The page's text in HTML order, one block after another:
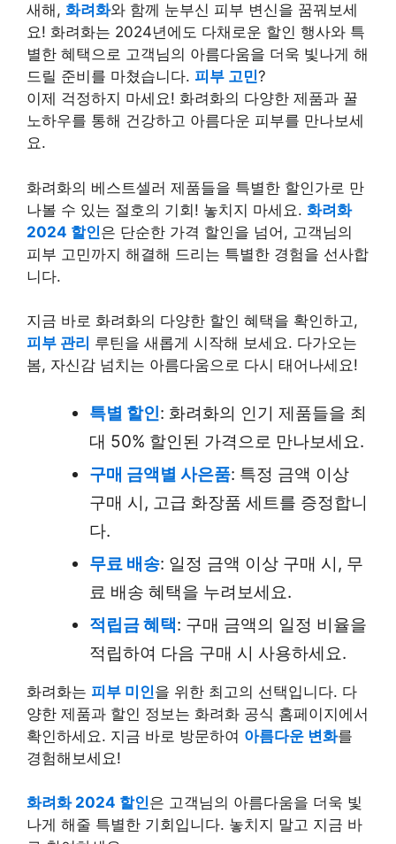
새해, 화려화와 함께 눈부신 피부 변신을 꿈꿔보세
요! 화려화는 2024년에도 다채로운 할인 행사와 특
별한 혜택으로 고객님의 아름다움을 더욱 빛나게 해
드릴 준비를 마쳤습니다. 피부 고민?
이제 걱정하지 마세요! 화려화의 다양한 제품과 꿀
노하우를 통해 건강하고 아름다운 피부를 만나보세
요.
화려화의 베스트셀러 제품들을 특별한 할인가로 만
나볼 수 있는 절호의 기회! 놓치지 마세요. 화려화
2024 할인은 단순한 가격 할인을 넘어, 고객님의
피부 고민까지 해결해 드리는 특별한 경험을 선사합
니다.
지금 바로 화려화의 다양한 할인 혜택을 확인하고,
피부 관리 루틴을 새롭게 시작해 보세요. 다가오는
봄, 자신감 넘치는 아름다움으로 다시 태어나세요!
특별 할인: 화려화의 인기 제품들을 최
대 50% 할인된 가격으로 만나보세요.
구매 금액별 사은품: 특정 금액 이상
구매 시, 고급 화장품 세트를 증정합니
다.
무료 배송: 일정 금액 이상 구매 시, 무
료 배송 혜택을 누려보세요.
적립금 혜택: 구매 금액의 일정 비율을
적립하여 다음 구매 시 사용하세요.
화려화는 피부 미인을 위한 최고의 선택입니다. 다
양한 제품과 할인 정보는 화려화 공식 홈페이지에서
확인하세요. 지금 바로 방문하여 아름다운 변화를
경험해보세요!
화려화 2024 할인은 고객님의 아름다움을 더욱 빛
나게 해줄 특별한 기회입니다. 놓치지 말고 지금 바